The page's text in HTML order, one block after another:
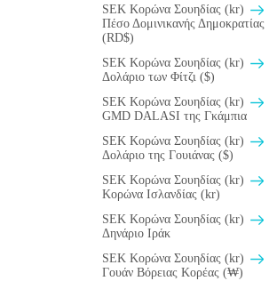
SEK Κορώνα Σουηδίας (kr)
Πέσο Δομινικανής Δημοκρατίας
(RD$)
SEK Κορώνα Σουηδίας (kr)
Δολάριο των Φίτζι ($)
SEK Κορώνα Σουηδίας (kr)
GMD DALASI της Γκάμπια
SEK Κορώνα Σουηδίας (kr)
Δολάριο της Γουιάνας ($)
SEK Κορώνα Σουηδίας (kr)
Κορώνα Ισλανδίας (kr)
SEK Κορώνα Σουηδίας (kr)
Δηνάριο Ιράκ
SEK Κορώνα Σουηδίας (kr)
Γουάν Βόρειας Κορέας (₩)